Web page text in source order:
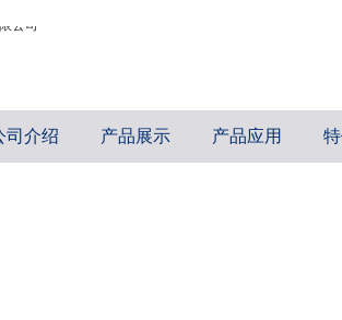
司介绍 产品展示 产品应用